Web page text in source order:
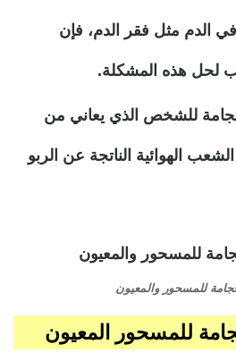
الدم مثل فقر الدم، فإن
لحل هذه المشكلة.
للشخص الذي يعاني من
الهوائية الناتجة عن الربو
للمسحور والمعيون
للمسحور المعيون